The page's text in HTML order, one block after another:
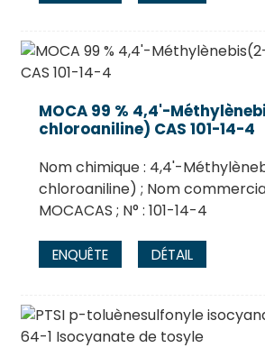
MOCA 99 % 4,4'-
chloroaniline) CAS 101-14-4
Nom chimique : 4,4'-
chloroaniline) ; Nom
MOCACAS ; N° : 101-14-4
ENQUÊTE DÉTAIL